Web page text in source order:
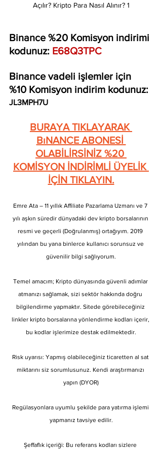
Açılır? Kripto Para Nasıl Alınır? 1
Binance %20 Komisyon indirimi
kodunuz: E68Q3TPC
Binance vadeli işlemler için
%10 Komisyon indirim kodunuz:
JL3MPH7U
BURAYA TIKLAYARAK
BıNANCE ABONESİ
OLABİLİRSİNİZ %20
KOMİSYON İNDİRİMLİ ÜYELİK
İÇİN TIKLAYIN.
Emre Ata – 11 yıllık Affiliate Pazarlama Uzmanı ve 7
yılı aşkın süredir dünyadaki dev kripto borsalarının
resmi ve geçerli (Doğrulanmış) ortağıyım. 2019
yılından bu yana binlerce kullanıcı sorunsuz ve
güvenilir bilgi sağlıyorum.
Temel amacım; Kripto dünyasında güvenli adımlar
atmanızı sağlamak, sizi sektör hakkında doğru
bilgilendirme yapmaktır. Sitede görebileceğiniz
linkler kripto borsalarına yönlendirme kodları içerir,
bu kodlar işlerimize destak edilmektedir.
Risk uyarısı: Yapmış olabileceğiniz ticaretten al sat
miktarını siz sorumlusunuz. Kendi araştırmanızı
yapın (DYOR)
Regülasyonlara uyumlu şekilde para yatırma işlemi
yapmanız tavsiye edilir.
Şeffaflık içeriği: Bu referans kodları sizlere